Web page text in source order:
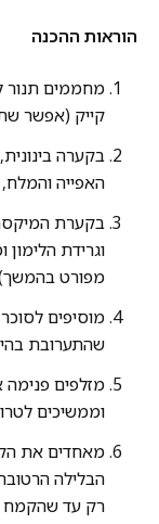
הוראות ההכנה
קייק (אפשר
בקערה
האפייה
בקערת
וגרידת
מפורט
שהתערובת
מזלפים פנימה
וממשיכים
מאחדים את
הבלילה
רק עד שהקמח